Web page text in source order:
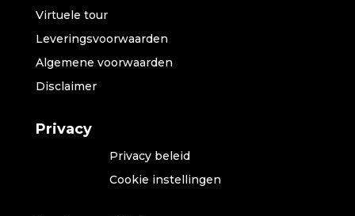
Virtuele tour
Leveringsvoorwaarden
Algemene voorwaarden
Disclaimer
Privacy
Privacy beleid
Cookie instellingen